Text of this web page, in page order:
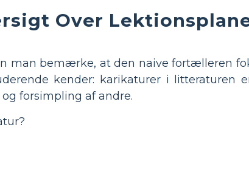
Over
man bemærke, at den naive fortælleren
kender: karikaturer i litteraturen
forsimpling af andre.